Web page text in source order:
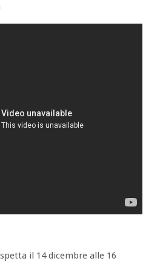
il 14 dicembre alle 16